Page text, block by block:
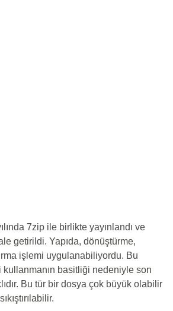
7zip ile birlikte yayınlandı ve
getirildi. Yapıda, dönüştürme,
işlemi uygulanabiliyordu. Bu
kullanmanın basitliği nedeniyle son
Bu tür bir dosya çok büyük olabilir